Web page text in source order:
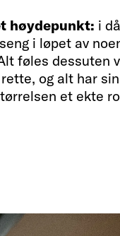
høydepunkt: i
i løpet av
føles dessuten
og alt har
et ekte